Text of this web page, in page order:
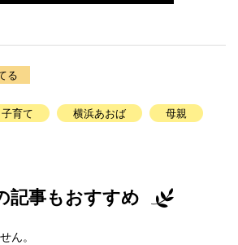
る
子育て 横浜あおば 母親
記事もおすすめ
ん。